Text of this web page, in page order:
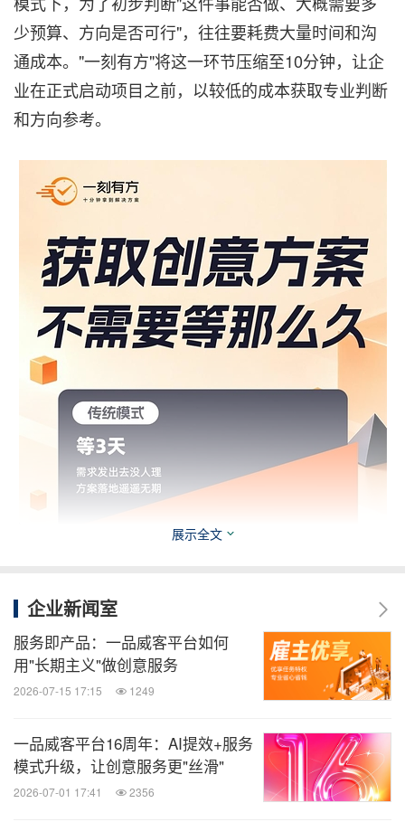
少预算、方向是否可行"，往往要耗费大量时间和沟
通成本。"一刻有方"将这一环节压缩至10分钟，让企
业在正式启动项目之前，以较低的成本获取专业判断
和方向参考。
作为国内知名的数智化创意交易服务平台，一品威客
累计拥有注册用户超过2700万，提供的服务覆盖设
计、开发、视频、文案、营销、AI应用等大类超过
展示全文
企业新闻室
服务即产品：一品威客平台如何
用"长期主义"做创意服务
2026-07-15 17:15 1249
一品威客平台16周年：AI提效+服务
模式升级，让创意服务更"丝滑"
2026-07-01 17:41 2356